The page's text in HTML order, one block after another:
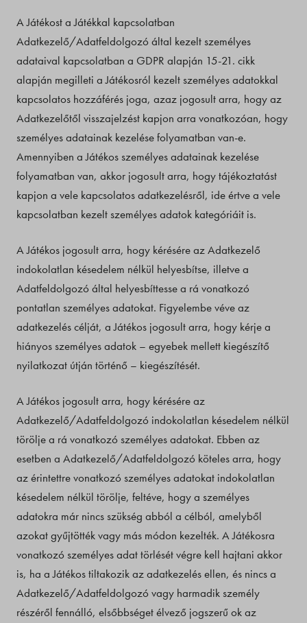
A Játékost a Játékkal kapcsolatban
Adatkezelő/Adatfeldolgozó által kezelt személyes
adataival kapcsolatban a GDPR alapján 15-21. cikk
alapján megilleti a Játékosról kezelt személyes adatokkal
kapcsolatos hozzáférés joga, azaz jogosult arra, hogy az
Adatkezelőtől visszajelzést kapjon arra vonatkozóan, hogy
személyes adatainak kezelése folyamatban van-e.
Amennyiben a Játékos személyes adatainak kezelése
folyamatban van, akkor jogosult arra, hogy tájékoztatást
kapjon a vele kapcsolatos adatkezelésről, ide értve a vele
kapcsolatban kezelt személyes adatok kategóriáit is.
A Játékos jogosult arra, hogy kérésére az Adatkezelő
indokolatlan késedelem nélkül helyesbítse, illetve a
Adatfeldolgozó által helyesbíttesse a rá vonatkozó
pontatlan személyes adatokat. Figyelembe véve az
adatkezelés célját, a Játékos jogosult arra, hogy kérje a
hiányos személyes adatok – egyebek mellett kiegészítő
nyilatkozat útján történő – kiegészítését.
A Játékos jogosult arra, hogy kérésére az
Adatkezelő/Adatfeldolgozó indokolatlan késedelem nélkül
törölje a rá vonatkozó személyes adatokat. Ebben az
esetben a Adatkezelő/Adatfeldolgozó köteles arra, hogy
az érintettre vonatkozó személyes adatokat indokolatlan
késedelem nélkül törölje, feltéve, hogy a személyes
adatokra már nincs szükség abból a célból, amelyből
azokat gyűjtötték vagy más módon kezelték. A Játékosra
vonatkozó személyes adat törlését végre kell hajtani akkor
is, ha a Játékos tiltakozik az adatkezelés ellen, és nincs a
Adatkezelő/Adatfeldolgozó vagy harmadik személy
részéről fennálló, elsőbbséget élvező jogszerű ok az